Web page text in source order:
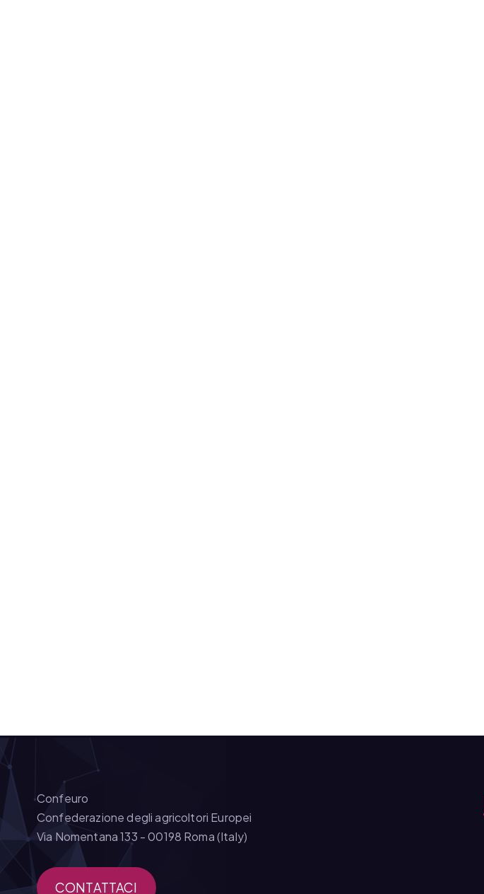
Confeuro
Confederazione degli agricoltori Europei
Via Nomentana 133 - 00198 Roma (Italy)
CONTATTACI